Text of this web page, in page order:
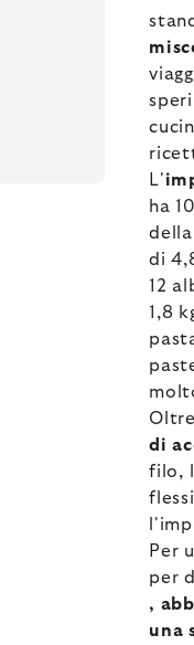
L'
ha
di
12
1,8
di
filo,
Per
per
,
una